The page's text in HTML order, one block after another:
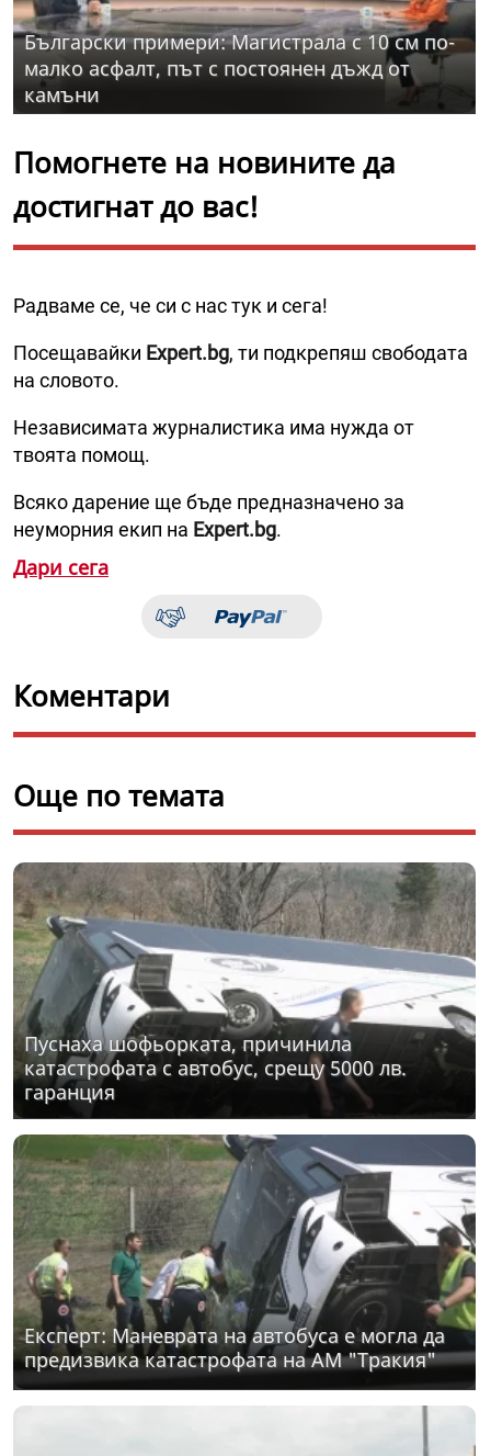
Български примери: Магистрала с 10 см по-
малко асфалт, път с постоянен дъжд от
камъни
Помогнете на новините да
достигнат до вас!
Радваме се, че си с нас тук и сега!
Посещавайки Expert.bg, ти подкрепяш свободата
на словото.
Независимата журналистика има нужда от
твоята помощ.
Всяко дарение ще бъде предназначено за
неуморния екип на Expert.bg.
Дари сега
Коментари
Още по темата
Пуснаха шофьорката, причинила
катастрофата с автобус, срещу 5000 лв.
гаранция
Експерт: Маневрата на автобуса е могла да
предизвика катастрофата на АМ "Тракия"